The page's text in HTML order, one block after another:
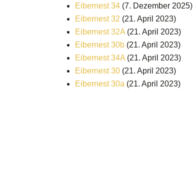
Eibernest 34 (7. Dezember 2025)
Eibernest 32 (21. April 2023)
Eibernest 32A (21. April 2023)
Eibernest 30b (21. April 2023)
Eibernest 34A (21. April 2023)
Eibernest 30 (21. April 2023)
Eibernest 30a (21. April 2023)